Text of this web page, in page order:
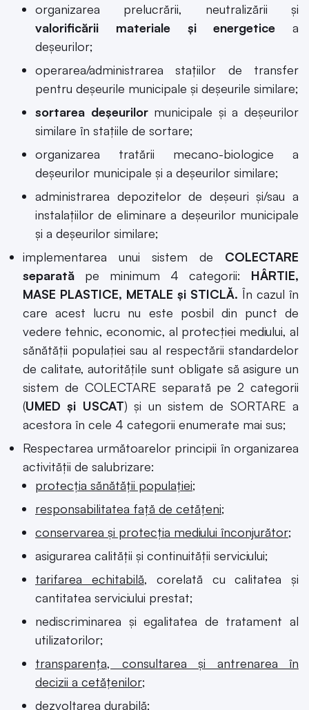
organizarea prelucrării, neutralizării şi
valorificării materiale şi energetice a
deşeurilor;
operarea/administrarea staţiilor de transfer
pentru deşeurile municipale şi deşeurile similare;
sortarea deşeurilormunicipale şi a deşeurilor
similare în staţiile de sortare;
organizarea tratării mecano-biologice a
deşeurilor municipale şi a deşeurilor similare;
administrarea depozitelor de deşeuri şi/sau a
instalaţiilor de eliminare a deşeurilor municipale
şi a deşeurilor similare;
implementarea unui sistem de COLECTARE
separată pe minimum 4 categorii: HÂRTIE,
MASE PLASTICE, METALE şi STICLĂ. În cazul în
care acest lucru nu este posbil din punct de
vedere tehnic, economic, al protecţiei mediului, al
sănătăţii populaţiei sau al respectării standardelor
de calitate, autoritățile sunt obligate să asigure un
sistem de COLECTARE separată pe 2 categorii
(UMED și USCAT) și un sistem de SORTARE a
acestora în cele 4 categorii enumerate mai sus;
Respectarea următoarelor principii în organizarea
activității de salubrizare:
protecţia sănătăţii populaţiei;
responsabilitatea faţă de cetăţeni;
conservarea şi protecţia mediului înconjurător;
asigurarea calităţii şi continuităţii serviciului;
tarifarea echitabilă, corelată cu calitatea şi
cantitatea serviciului prestat;
nediscriminarea şi egalitatea de tratament al
utilizatorilor;
transparenţa, consultarea şi antrenarea în
decizii a cetăţenilor;
dezvoltarea durabilă;